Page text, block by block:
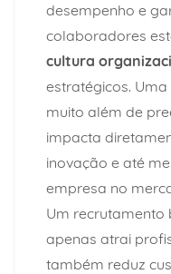
desempenho e
colaboradores
cultura
estratégicos.
muito além de
impacta
inovação e até
empresa no
Um recrutamento
apenas atrai
também reduz